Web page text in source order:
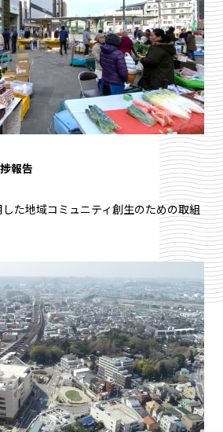
報告
た地域コミュニティ創生のための取組